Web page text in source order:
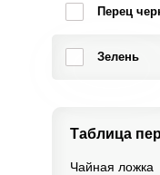
Перец
Зелень
Таблица
Чайная ложка